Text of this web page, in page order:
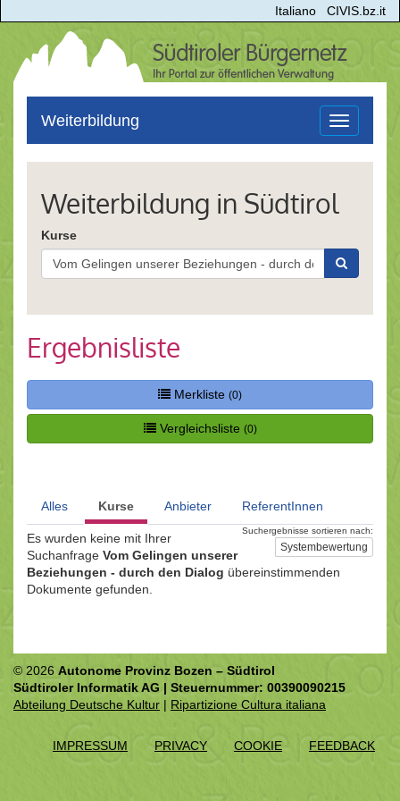
Italiano CIVIS.bz.it
Toggle
navigation
Weiterbildung
Weiterbildung in Südtirol
Kurse
Ergebnisliste
Merkliste (0)
Vergleichsliste (0)
Alles Kurse Anbieter ReferentInnen
Suchergebnisse sortieren nach:
Systembewertung
Es wurden keine mit Ihrer
Suchanfrage Vom Gelingen unserer
Beziehungen - durch den Dialog übereinstimmenden
Dokumente gefunden.
© 2026 Autonome Provinz Bozen – Südtirol
Südtiroler Informatik AG | Steuernummer: 00390090215
Abteilung Deutsche Kultur | Ripartizione Cultura italiana
IMPRESSUM PRIVACY COOKIE FEEDBACK